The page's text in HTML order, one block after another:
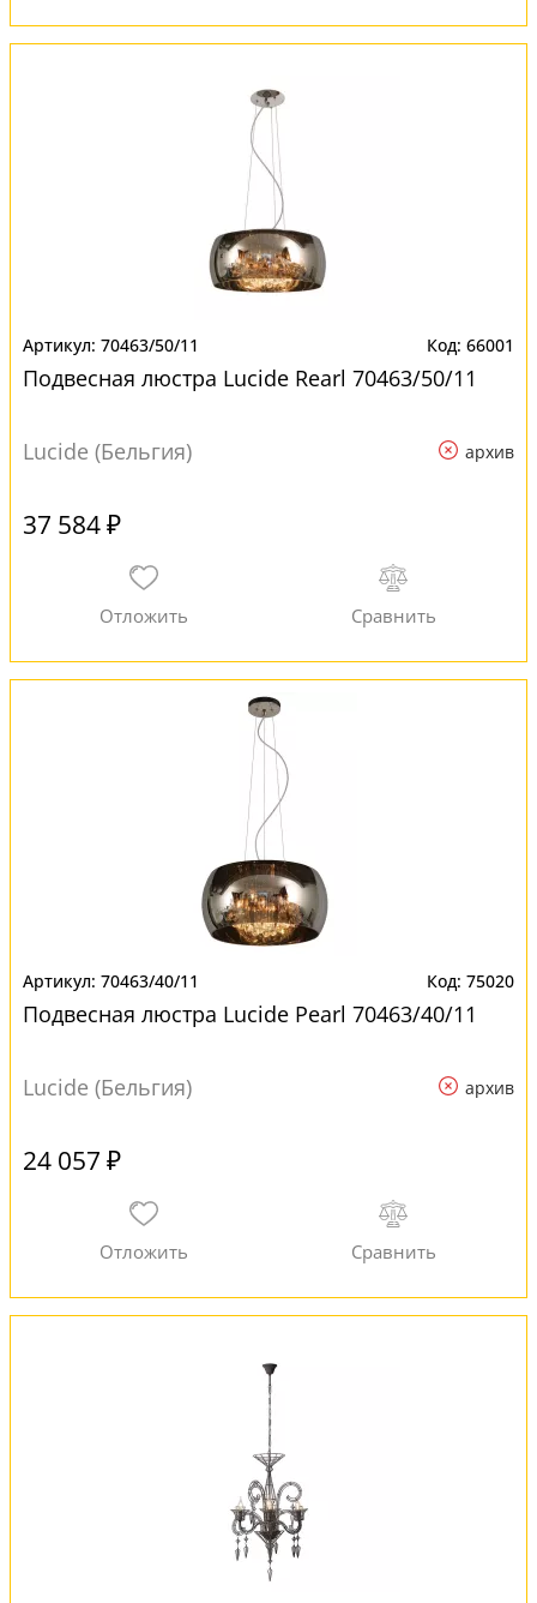
70463/50/11 66001
Подвесная люстра Lucide Rearl 70463/50/11
Lucide (Бельгия) архив
37 584 ₽
70463/40/11 75020
Подвесная люстра Lucide Pearl 70463/40/11
Lucide (Бельгия) архив
24 057 ₽